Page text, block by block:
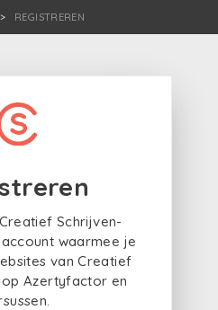
REGISTREREN
Schrijven-
waarmee je
van Creatief
Azertyfactor en